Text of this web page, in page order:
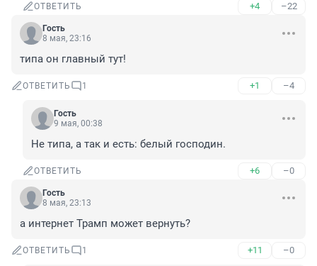
ОТВЕТИТЬ +4 –22
Гость
8 мая, 23:16
типа он главный тут!
ОТВЕТИТЬ 1 +1 –4
Гость
9 мая, 00:38
Не типа, а так и есть: белый господин.
ОТВЕТИТЬ +6 –0
Гость
8 мая, 23:13
а интернет Трамп может вернуть?
ОТВЕТИТЬ 1 +11 –0